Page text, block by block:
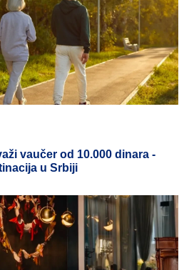
vaučer od 10.000 dinara -
u Srbiji